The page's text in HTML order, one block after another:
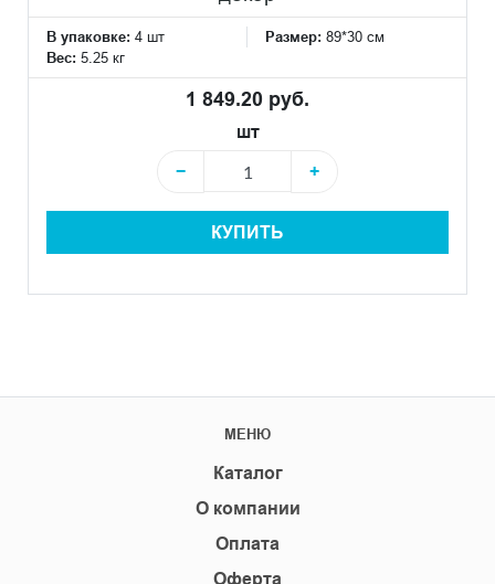
В упаковке: 4 шт Размер: 89*30 см
Вес: 5.25 кг
1 849.20 руб.
шт
−
+
КУПИТЬ
МЕНЮ
Каталог
О компании
Оплата
Оферта